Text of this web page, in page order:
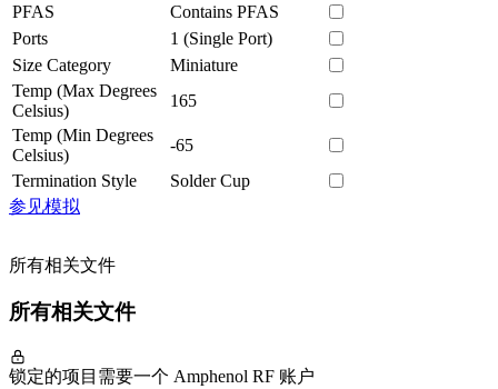
PFAS
Contains PFAS
Ports
1 (Single Port)
Size Category
Miniature
Temp (Max Degrees
Celsius)
165
Temp (Min Degrees
Celsius)
-65
Termination Style
Solder Cup
参见模拟
所有相关文件
所有相关文件
锁定的项目需要一个 Amphenol RF 账户